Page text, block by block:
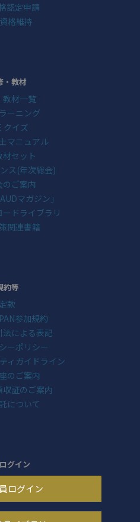
認定申請
格維持
・教材
教材一覧
ーニング
クイズ
マニュアル
材セット
ス(年次総会)
のご案内
マガジン」
ドライブラリ
関連書籍
約等
定款
参加規約
による表記
ーポリシー
ィガイドライン
のご案内
証のご案内
について
グイン
ログイン